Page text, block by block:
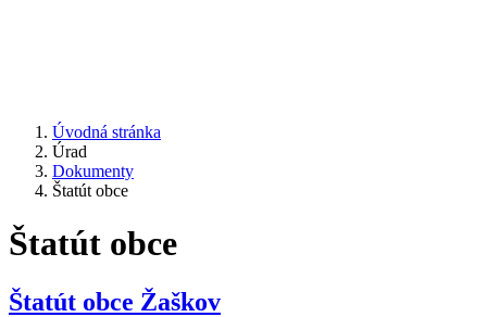
Úvodná stránka
Úrad
Dokumenty
Štatút obce
Štatút obce
Štatút obce Žaškov